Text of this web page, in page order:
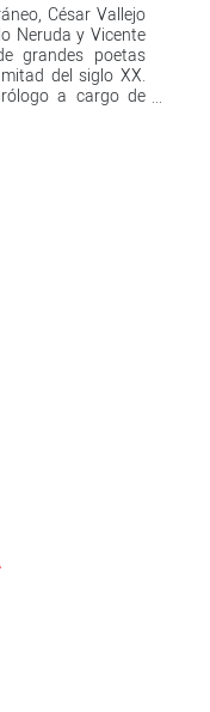
César Vallejo
Neruda y Vicente
grandes poetas
del siglo XX.
a cargo de
nuestra guerra
XX. Selección